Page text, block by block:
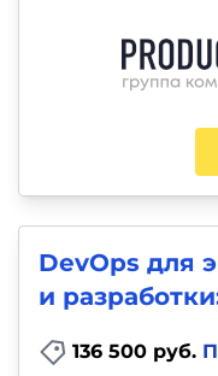
DevOps для
и
136 500 руб.